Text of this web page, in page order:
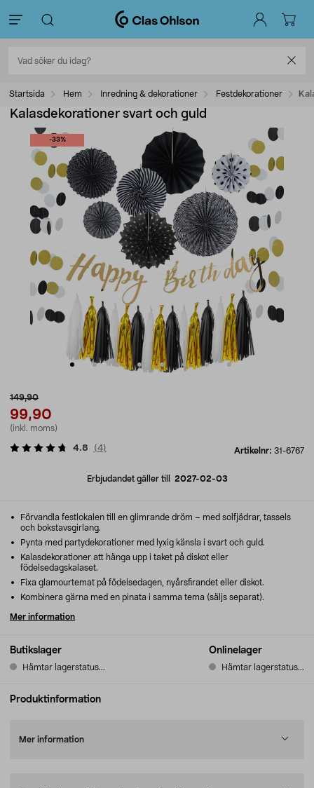
Startsida Hem Inredning & dekorationer Festdekorationer
Kalasdekorationer svart och guld
-33%
149,90
99,90
(inkl. moms)
Artikelnr: 31-6767
4.8 (4)
Erbjudandet gäller till 2027-02-03
Butikslager
Hämtar lagerstatus...
Onlinelager
Hämtar lagerstatus...
Förvandla festlokalen till en glimrande dröm – med solfjädrar, tassels
och bokstavsgirlang.
Pynta med partydekorationer med lyxig känsla i svart och guld.
Kalasdekorationer att hänga upp i taket på diskot eller
födelsedagskalaset.
Fixa glamourtemat på födelsedagen, nyårsfirandet eller diskot.
Kombinera gärna med en pinata i samma tema (säljs separat).
Mer information
Produktinformation
Mer information